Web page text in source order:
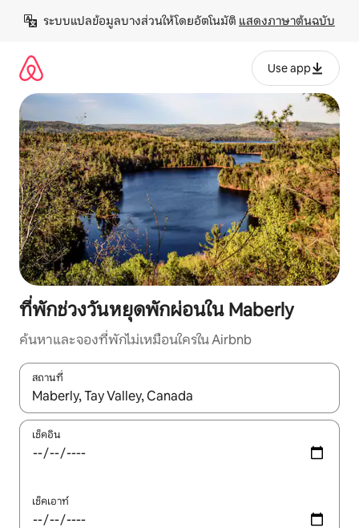
เนื้อหา
ระบบแปลข้อมูลบางส่วนให้โดยอัตโนมัติ แสดงภาษาต้นฉบับ
Use app
ที่พักช่วงวันหยุดพักผ่อนใน Maberly
ค้นหาและจองที่พักไม่เหมือนใครใน Airbnb
สถานที่
ใช้ลูกศรขึ้นลง หรือใช้การสัมผัสหรือปัด เพื่อสำรวจผลการค้นหา
เช็คอิน
เช็คเอาท์